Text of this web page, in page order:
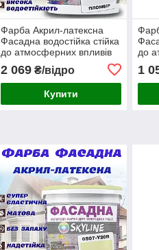
Фарба Акрил-латексна
Фасадна водостійка стійка
до атмосферних впливів
Skyline 10 л
2 069₴/відро
Купити
до
л
1